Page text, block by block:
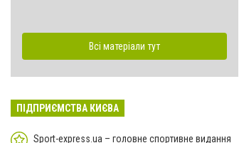
Всі матеріали тут
ПІДПРИЄМСТВА КИЄВА
Sport-express.ua – головне спортивне видання